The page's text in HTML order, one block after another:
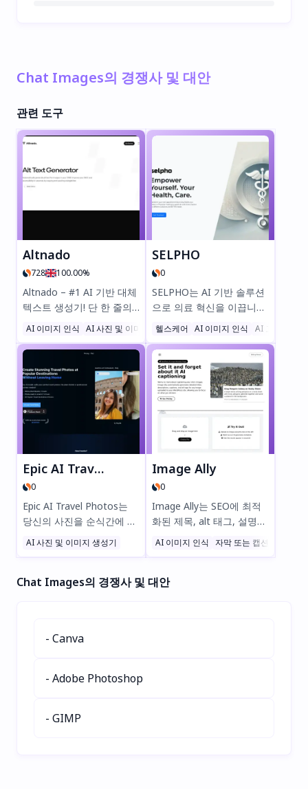
Chat Images의 경쟁사 및 대안
관련 도구
Altnado
728 100.00%
Altnado – #1 AI 기반 대체
텍스트 생성기! 단 한 줄의
코드만 추가하면 SEO와 접
근성을 손쉽게 강화할 수 있
습니다. 몇 초 만에 자동으
로 정확한 이미지 대체 텍스
트를 생성해 드립니다. 무료
크레딧 25회 제공—카드 필
요 없음! #대체텍스트
#SEO #웹접근성
AI 이미지 인식 AI 사진 및 이미지 생성기 AI SEO 도우미
SELPHO
0
SELPHO는 AI 기반 솔루션
으로 의료 혁신을 이끕니다.
MediDoc Chatbot(100개
이상의 전문가 통찰 즉시 제
공), Vision DocScanner(피
부/눈/구강 빠른 스캔),
Physician’s Handbook(AI
기반 진단 지원) 등의 기능
을 통해 대기 시간과 보험
번거로움 없이 프라이빗하
고 합리적인 진료를 받아보
세요!
헬스케어 AI 이미지 인식 AI 고객 서비
Epic AI Travel Photos
0
Epic AI Travel Photos는
당신의 사진을 순식간에 세
계적으로 유명한 여행지의
멋진 AI 생성 스냅샷으로 변
없어요! 인파와 나쁜 날씨를
디어, 선물, 또는 방랑벽을
로 시도해보세요! 🌎📸
AI 사진 및 이미지 생성기
Image Ally
0
Image Ally는 SEO에 최적
화된 제목, alt 태그, 설명을
자동으로 생성해주는 궁극
의 WordPress AI 이미지
다. 번개처럼 빠른 AI 기반
AI 이미지 인식 자막 또는 캡션
Chat Images의 경쟁사 및 대안
- Canva
- Adobe Photoshop
- GIMP